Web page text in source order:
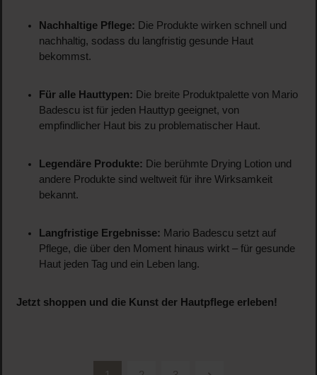
Nachhaltige Pflege: Die Produkte wirken schnell und
nachhaltig, sodass du langfristig gesunde Haut
bekommst.
Für alle Hauttypen: Die breite Produktpalette von Mario
Badescu ist für jeden Hauttyp geeignet, von
empfindlicher Haut bis zu problematischer Haut.
Legendäre Produkte: Die berühmte Drying Lotion und
andere Produkte sind weltweit für ihre Wirksamkeit
bekannt.
Langfristige Ergebnisse: Mario Badescu setzt auf
Pflege, die über den Moment hinaus wirkt – für gesunde
Haut jeden Tag und ein Leben lang.
Jetzt shoppen und die Kunst der Hautpflege erleben!